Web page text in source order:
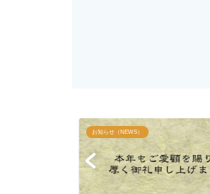
お知らせ（NEWS）